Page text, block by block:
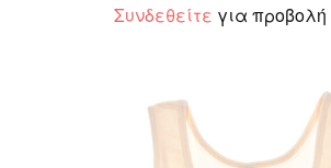
Συνδεθείτε για προβολή